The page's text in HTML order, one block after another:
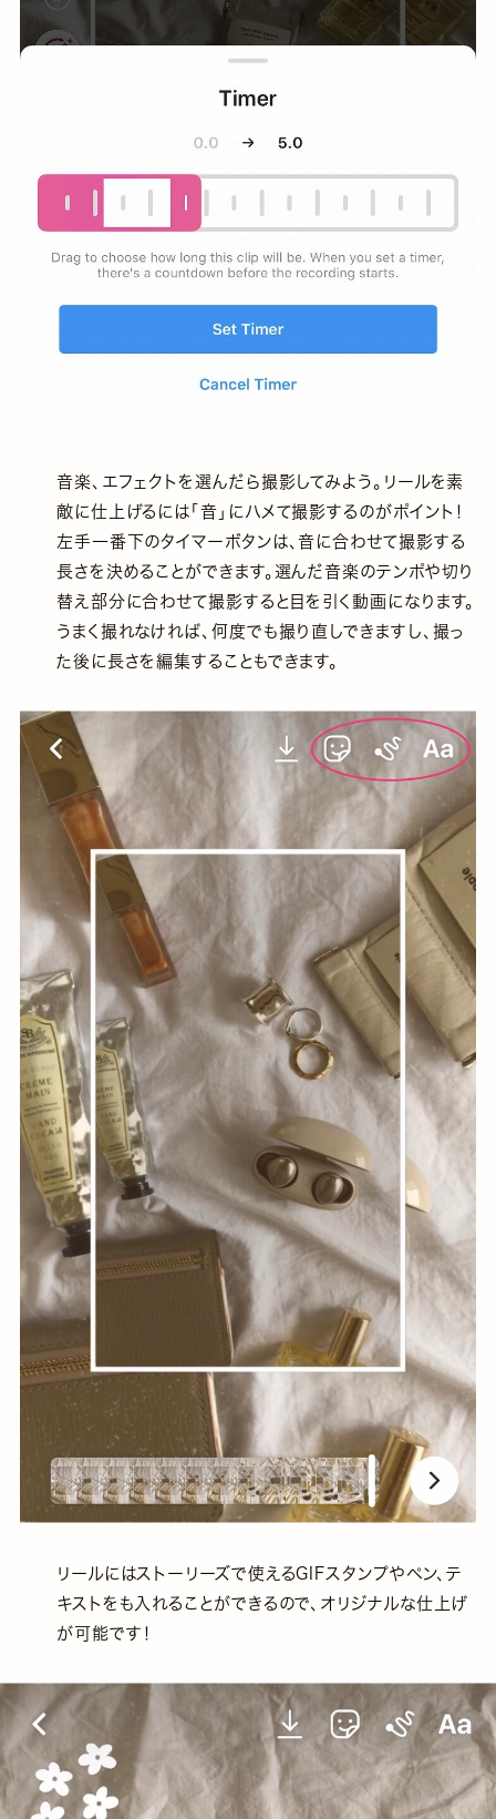
音楽、エフェクトを選んだら撮影してみよう。リールを素
敵に仕上げるには「音」にハメて撮影するのがポイント！
左手一番下のタイマーボタンは、音に合わせて撮影する
長さを決めることができます。選んだ音楽のテンポや切り
替え部分に合わせて撮影すると目を引く動画になります。
うまく撮れなければ、何度でも撮り直しできますし、撮っ
た後に長さを編集することもできます。
リールにはストーリーズで使えるGIFスタンプやペン、テ
キストをも入れることができるので、オリジナルな仕上げ
が可能です！